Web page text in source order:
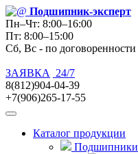
Подшипник-эксперт
Пн–Чт: 8:00–16:00
Пт: 8:00–15:00
Сб, Вс - по договоренности
ЗАЯВКА
24/7
8(812)904-04-39
+7(906)265-17-55
Каталог продукции
Подшипники